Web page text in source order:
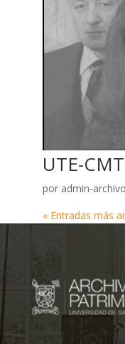
UTE-
por admin-
« Entradas más